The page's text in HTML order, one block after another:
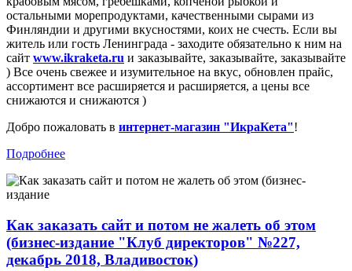
остальными морепродуктами, качественными сырами из
Финляндии и другими вкусностями, коих не счесть. Если вы
житель или гость Ленинграда - заходите обязательно к ним на
сайт www.ikraketa.ru и заказывайте, заказывайте, заказывайте
) Все очень свежее и изумительное на вкус, обновлен прайс,
ассортимент все расширяется и расширяется, а цены все
снижаются и снижаются )
Добро пожаловать в интернет-магазин "ИкраКета"!
Подробнее
Как заказать сайт и потом не жалеть об этом
(бизнес-издание "Клуб директоров" №227,
декабрь 2018, Владивосток)